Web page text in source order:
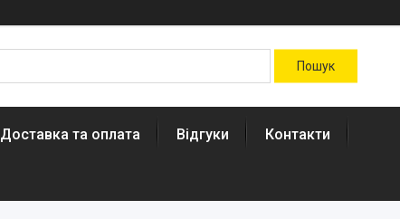
Доставка та оплата Відгуки Контакти